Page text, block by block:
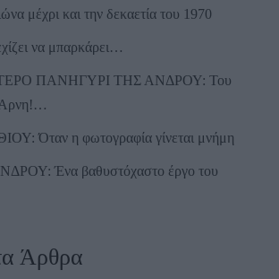
μέχρι και την δεκαετία του 1970
να μπαρκάρει…
ΠΑΝΗΓΥΡΙ ΤΗΣ ΑΝΔΡΟΥ: Του
Άρνη!…
Όταν η φωτογραφία γίνεται μνήμη
Ένα βαθυστόχαστο έργο του
Άρθρα